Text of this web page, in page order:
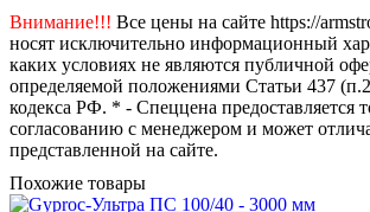
Внимание!!! Все цены на сайте https://
носят исключительно информационный
каких условиях не являются публичной
определяемой положениями Статьи 437
кодекса РФ. * - Спеццена предоставляется
согласованию с менеджером и может
представленной на сайте.
Похожие товары